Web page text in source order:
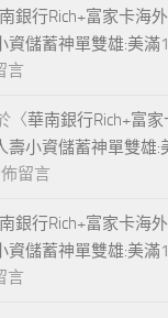
銀行Rich+富家卡海
資儲蓄神單雙雄:美滿
言
〈華南銀行Rich+富
壽小資儲蓄神單雙雄:
留言
銀行Rich+富家卡海
資儲蓄神單雙雄:美滿
言